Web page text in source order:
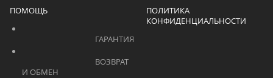
ПОМОЩЬ
ПОЛИТИКА
КОНФИДЕНЦИАЛЬНОСТИ